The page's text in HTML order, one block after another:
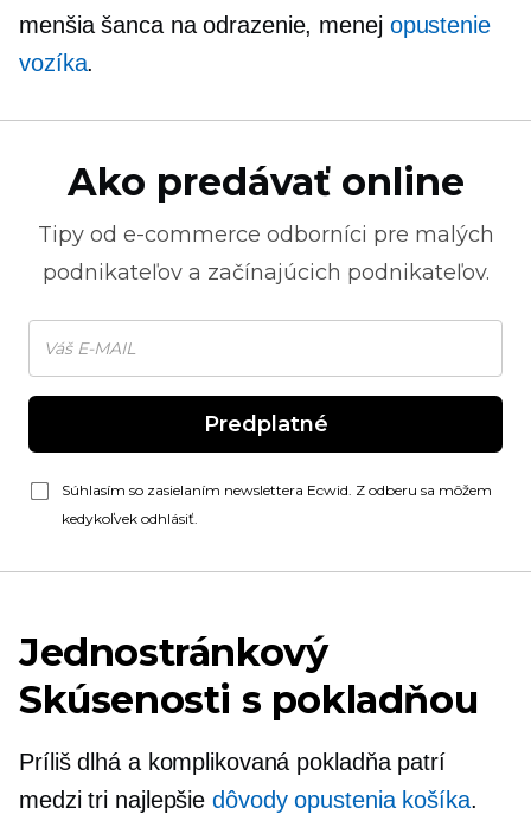
menšia šanca na odrazenie, menej opustenie
vozíka.
Ako predávať online
Tipy od e-commerce odborníci pre malých
podnikateľov a začínajúcich podnikateľov.
Predplatné
Súhlasím so zasielaním newslettera Ecwid. Z odberu sa môžem
kedykoľvek odhlásiť.
Jednostránkový
Skúsenosti s pokladňou
Príliš dlhá a komplikovaná pokladňa patrí
medzi tri najlepšie dôvody opustenia košíka.